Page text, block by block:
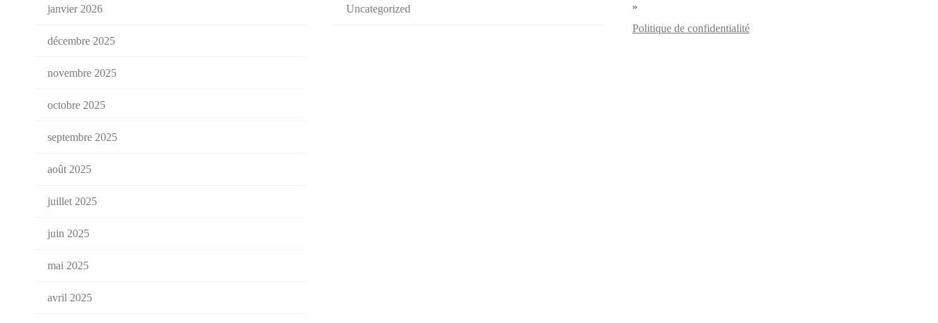
janvier 2026
décembre 2025
novembre 2025
octobre 2025
septembre 2025
août 2025
juillet 2025
juin 2025
mai 2025
avril 2025
Uncategorized »
Politique de confidentialité